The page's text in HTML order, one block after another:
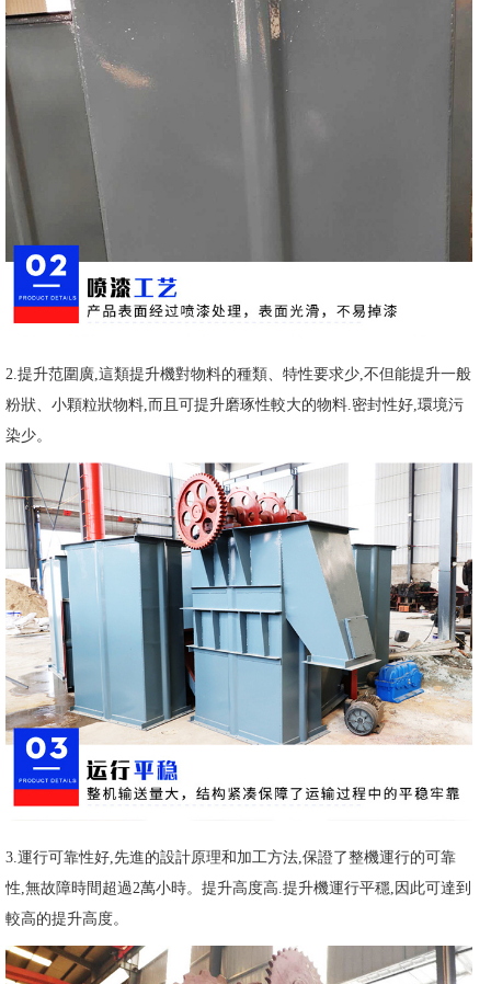
2.提升范圍廣,這類提升機對物料的種類、特性要求少,不但能提升一般
粉狀、小顆粒狀物料,而且可提升磨琢性較大的物料.密封性好,環境污
染少。
3.運行可靠性好,先進的設計原理和加工方法,保證了整機運行的可靠
性,無故障時間超過2萬小時。提升高度高.提升機運行平穩,因此可達到
較高的提升高度。